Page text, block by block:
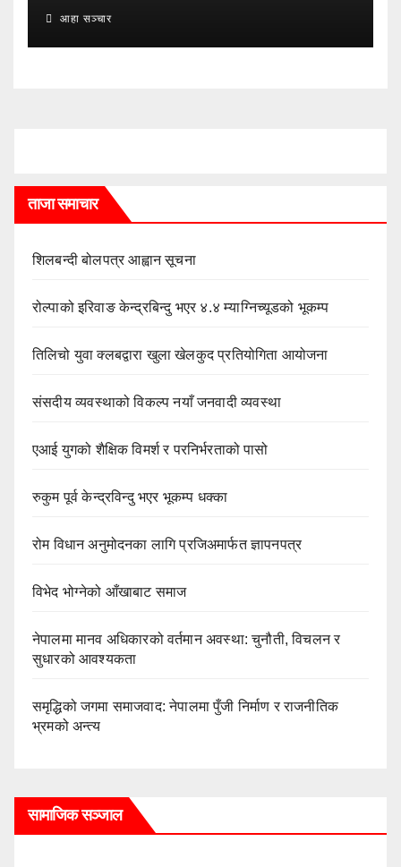
आहा सञ्चार
ताजा समाचार
शिलबन्दी बोलपत्र आह्वान सूचना
रोल्पाको इरिवाङ केन्द्रबिन्दु भएर ४.४ म्याग्निच्यूडको भूकम्प
तिलिचो युवा क्लबद्वारा खुला खेलकुद प्रतियोगिता आयोजना
संसदीय व्यवस्थाको विकल्प नयाँ जनवादी व्यवस्था
एआई युगको शैक्षिक विमर्श र परनिर्भरताको पासो
रुकुम पूर्व केन्द्रविन्दु भएर भूकम्प धक्का
रोम विधान अनुमोदनका लागि प्रजिअमार्फत ज्ञापनपत्र
विभेद भोग्नेको आँखाबाट समाज
नेपालमा मानव अधिकारको वर्तमान अवस्था: चुनौती, विचलन र
सुधारको आवश्यकता
समृद्धिको जगमा समाजवाद: नेपालमा पुँजी निर्माण र राजनीतिक
भ्रमको अन्त्य
सामाजिक सञ्जाल